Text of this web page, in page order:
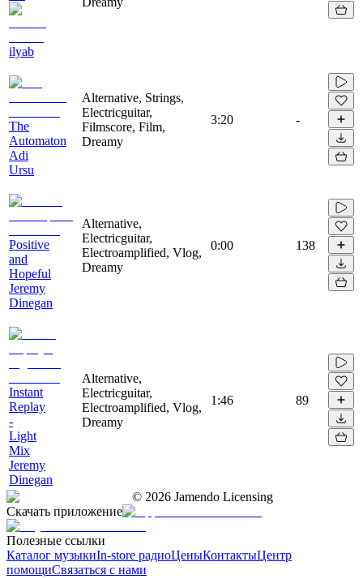
ilyab
The
Automaton
Adi
Ursu
Alternative, Strings,
Electricguitar,
Filmscore, Film,
Dreamy
3:20 -
Positive
and
Hopeful
Jeremy
Dinegan
Alternative,
Electricguitar,
Electroamplified, Vlog,
Dreamy
0:00 138
Instant
Replay
-
Light
Mix
Jeremy
Dinegan
Alternative,
Electricguitar,
Electroamplified, Vlog,
Dreamy
1:46 89
© 2026 Jamendo Licensing
Скачать приложение
Полезные ссылки
Каталог музыкиIn-store радиоЦеныКонтактыЦентр
помощиСвязаться с нами